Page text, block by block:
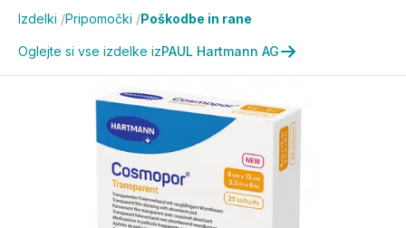
Izdelki /Pripomočki /Poškodbe in rane
Oglejte si vse izdelke izPAUL Hartmann AG